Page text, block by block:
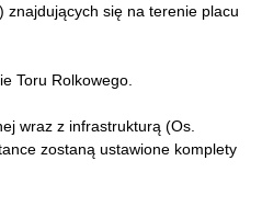
znajdujących się na terenie placu
Toru Rolkowego.
wraz z infrastrukturą (Os.
zostaną ustawione komplety